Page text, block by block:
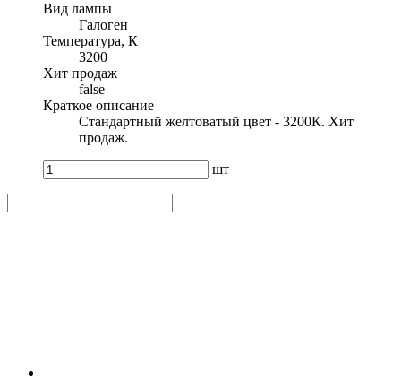
Вид лампы
Галоген
Температура, К
3200
Хит продаж
false
Краткое описание
Стандартный желтоватый цвет - 3200К. Хит
продаж.
шт